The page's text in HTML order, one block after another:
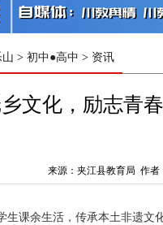
山 > 初中●高中 > 资讯
文化，励志青
来源：夹江县教育局 作者
生课余生活，传承本土非遗文